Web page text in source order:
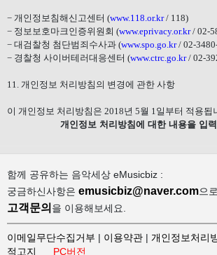
− 개인정보침해신고센터 (www.118.or.kr/ 118)
− 정보보호마크인증위원회 (www.eprivacy.or.kr/ 02-
− 대검찰청 첨단범죄수사과 (www.spo.go.kr/ 02-
− 경찰청 사이버테러대응센터 (www.ctrc.go.kr/ 02-
11. 개인정보 처리방침의 변경에 관한 사항
이 개인정보 처리방침은 2018년 5월 1일부터 적용됩
개인정보 처리방침에 대한 내용을 입
함께 공유하는 음악세상 eMusicbiz :
궁금하신사항은 emusicbiz@naver.com으
고객문의 을 이용해보세요.
이메일무단수집거부 이용약관 개인정보처리
적고지
PC버전